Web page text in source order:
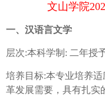
文山学院
一、汉语言文学
层次:本科学制: 二年授
培养目标:本专业培养
革发展需要，具有扎实